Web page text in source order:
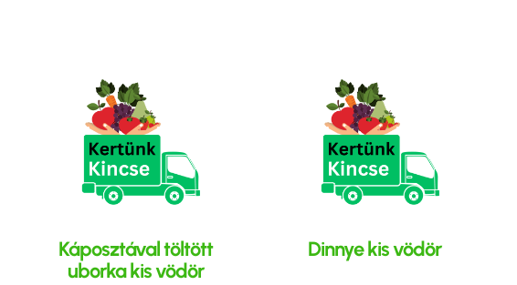
Káposztával töltött
uborka kis vödör
Dinnye kis vödör